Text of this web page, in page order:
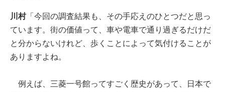
川村「今回の調査結果も、その手応えのひとつだと思っ
ています。街の価値って、車や電車で通り過ぎるだけだ
と分からないけれど、歩くことによって気付けることが
ありますよね。
例えば、三菱一号館ってすごく歴史があって、日本で